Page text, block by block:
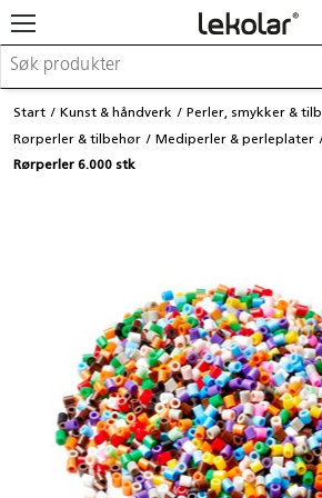
Møbler & innredning
Lekeplassutstyr & utemiljø
Kunst & håndverk
Leker & sykler
Logge inn / registrere meg
Kontakt oss
Kampanjer/kataloger
Start Kunst & håndverk
Perler, smykker &
Rørperler & tilbehør
Mediperler & perleplater
Rørperler 6.000 stk